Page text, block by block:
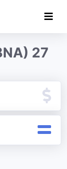
27